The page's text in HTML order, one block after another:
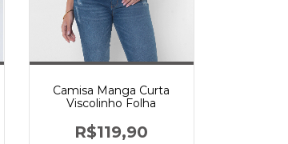
Camisa Manga Curta
Viscolinho Folha
R$119,90